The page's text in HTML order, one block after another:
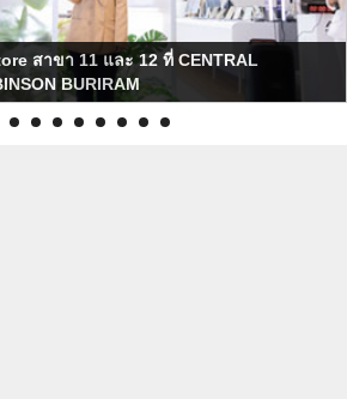
สาขา 11 และ 12 ที่ CENTRAL
BURIRAM